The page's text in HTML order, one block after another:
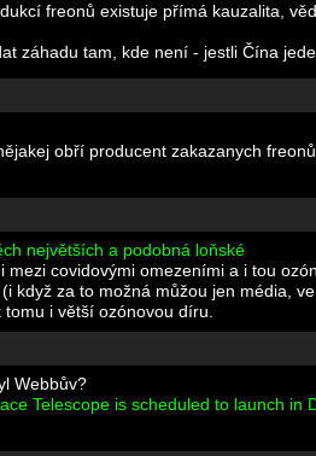
freonů existuje přímá kauzalita,
záhadu tam, kde není - jestli Čína
obří producent zakazanych
největších a podobná loňské
mezi covidovými omezeními a i tou
když za to možná můžou jen média,
i větší ozónovou díru.
Webbův?
Telescope is scheduled to launch